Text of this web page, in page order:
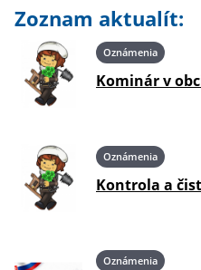
Zoznam aktualít:
Oznámenia
Kominár v
Oznámenia
Kontrola a
Oznámenia